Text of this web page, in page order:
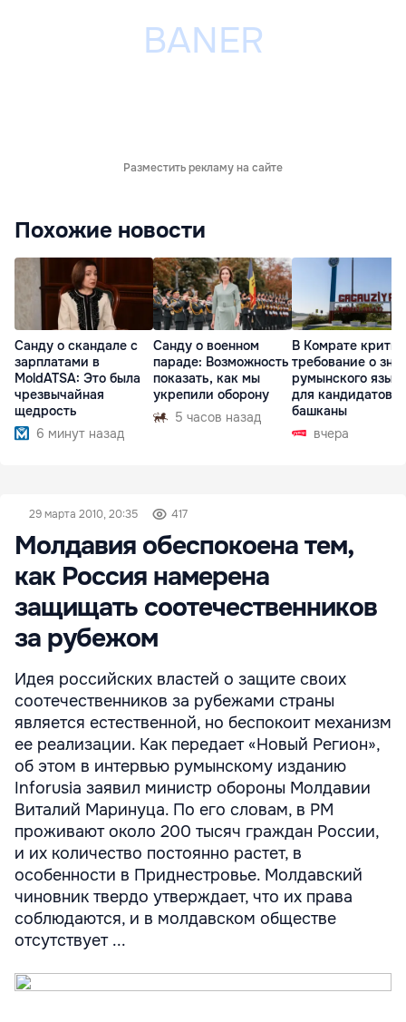
Разместить рекламу на сайте
Похожие новости
Санду о скандале с
зарплатами в
MoldATSA: Это была
чрезвычайная
щедрость
6 минут назад
Санду о военном
параде: Возможность
показать, как мы
укрепили оборону
5 часов назад
В Комрате
требование о
румынского
для кандидатов в
башканы
вчера
29 марта 2010, 20:35 417
Молдавия обеспокоена тем,
как Россия намерена
защищать соотечественников
за рубежом
Идея российских властей о защите своих
соотечественников за рубежами страны
является естественной, но беспокоит механизм
ее реализации. Как передает «Новый Регион»,
об этом в интервью румынскому изданию
Inforusia заявил министр обороны Молдавии
Виталий Маринуца. По его словам, в РМ
проживают около 200 тысяч граждан России,
и их количество постоянно растет, в
особенности в Приднестровье. Молдавский
чиновник твердо утверждает, что их права
соблюдаются, и в молдавском обществе
отсутствует ...